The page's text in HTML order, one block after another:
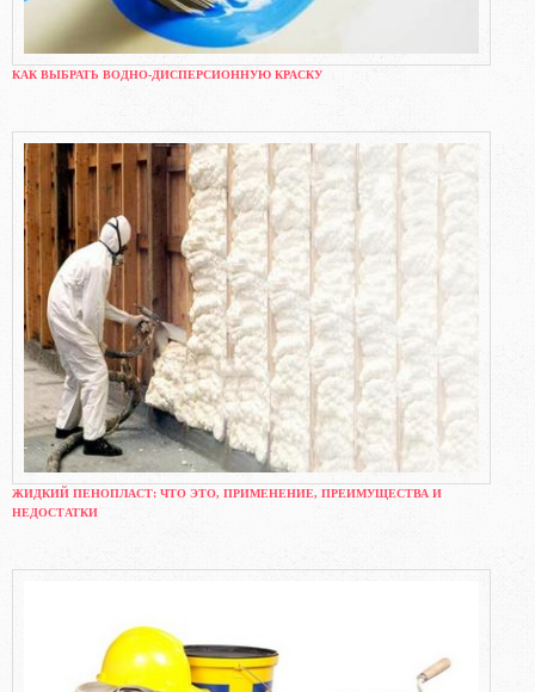
КАК ВЫБРАТЬ ВОДНО-ДИСПЕРСИОННУЮ КРАСКУ
ЖИДКИЙ ПЕНОПЛАСТ: ЧТО ЭТО, ПРИМЕНЕНИЕ, ПРЕИМУЩЕСТВА И
НЕДОСТАТКИ